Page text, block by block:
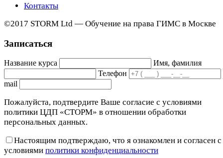
Контакты
©2017 STORM Ltd — Обучение на права ГИМС в Москве
Записаться
Название курса
Имя, фамилия
Телефон
mail
Пожалуйста, подтвердите Ваше согласие с условиями
политики ЦДП «СТОРМ» в отношении обработки
персональных данных.
Настоящим подтверждаю, что я ознакомлен и согласен с
условиями политики конфиденциальности